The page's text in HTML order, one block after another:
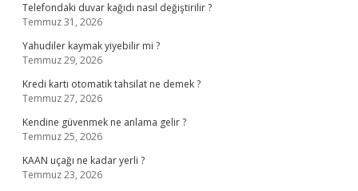
Telefondaki duvar kağıdı nasıl değiştirilir ?
Temmuz 31, 2026
Yahudiler kaymak yiyebilir mi ?
Temmuz 29, 2026
Kredi kartı otomatik tahsilat ne demek ?
Temmuz 27, 2026
Kendine güvenmek ne anlama gelir ?
Temmuz 25, 2026
KAAN uçağı ne kadar yerli ?
Temmuz 23, 2026